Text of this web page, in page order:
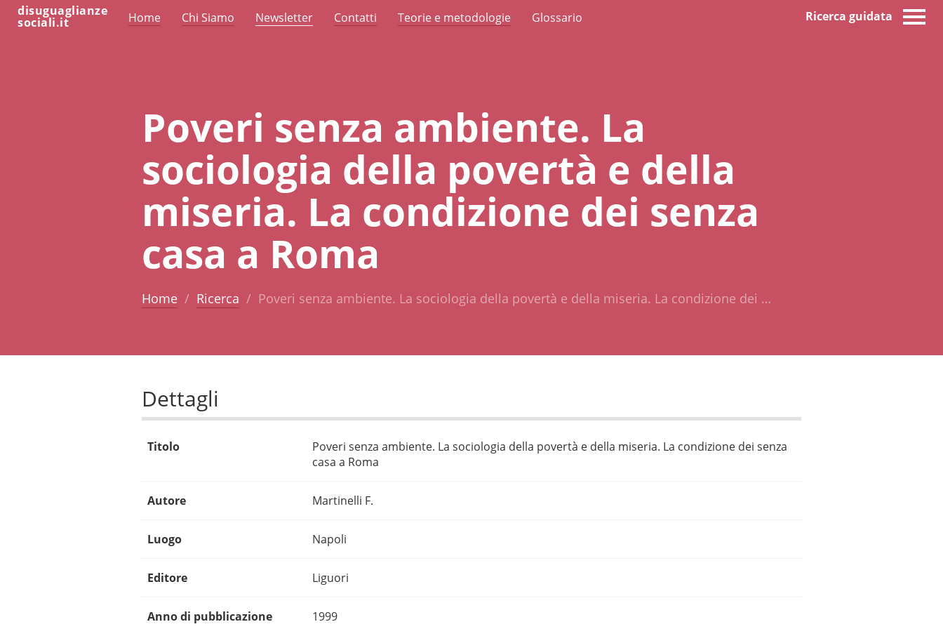
disuguaglianze
sociali.it Home Chi Siamo Newsletter Contatti Teorie e metodologie Glossario Ricerca guidata
Poveri senza ambiente. La
sociologia della povertà e della
miseria. La condizione dei senza
casa a Roma
Home Ricerca Poveri senza ambiente. La sociologia della povertà e della miseria. La condizione dei …
Dettagli
Titolo
Poveri senza ambiente. La sociologia della povertà e della miseria. La condizione dei senza
casa a Roma
Autore Martinelli F.
Luogo Napoli
Editore Liguori
Anno di pubblicazione 1999